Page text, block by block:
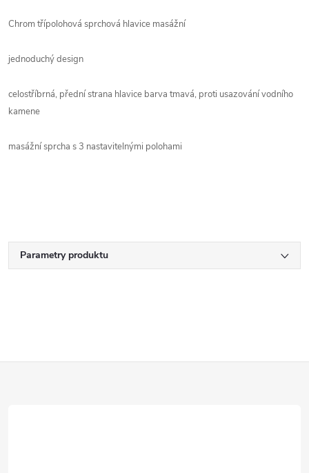
Chrom třípolohová sprchová hlavice masážní
jednoduchý design
celostříbrná, přední strana hlavice barva tmavá, proti usazování vodního
kamene
masážní sprcha s 3 nastavitelnými polohami
Parametry produktu